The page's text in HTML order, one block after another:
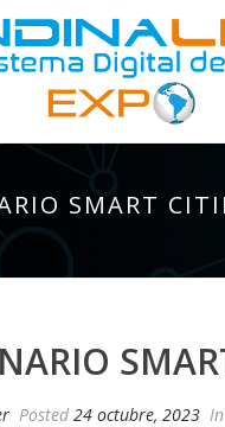
SMART
Posted 24 octubre, 2023 In